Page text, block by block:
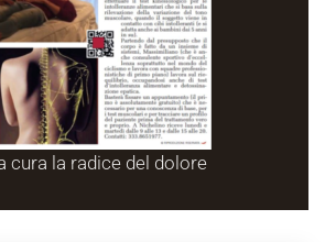
cura la radice del dolore